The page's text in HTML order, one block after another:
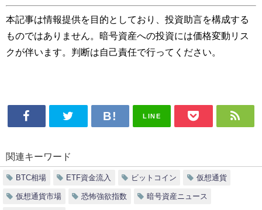
本記事は情報提供を目的としており、投資助言を構成する
ものではありません。暗号資産への投資には価格変動リス
クが伴います。判断は自己責任で行ってください。
LINE
関連キーワード
BTC相場 ETF資金流入 ビットコイン 仮想通貨
仮想通貨市場 恐怖強欲指数 暗号資産ニュース